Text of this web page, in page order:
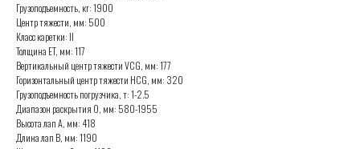
Грузоподъемность, кг: 1900
Центр тяжести, мм: 500
Класс каретки: II
Толщина ET, мм: 117
Вертикальный центр тяжести VCG, мм: 177
Горизонтальный центр тяжести HCG, мм: 320
Грузоподъемность погрузчика, т: 1-2.5
Диапазон раскрытия O, мм: 580-1955
Высота лап A, мм: 418
Длина лап B, мм: 1190